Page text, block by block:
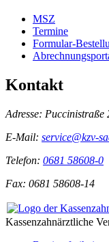
MSZ
Termine
Formular-
Kontakt
Adresse: Puccinistraße
E-Mail: service@kzv-
Telefon: 0681 58608-0
Fax: 0681 58608-14
Kassenzahnärztliche